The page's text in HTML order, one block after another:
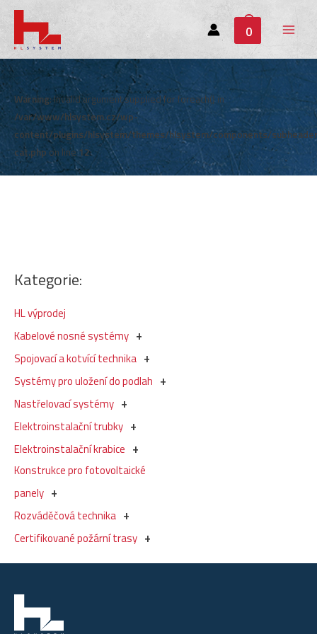
0
Main
Menu
Kategorie:
HL výprodej
Kabelové nosné systémy
Spojovací a kotvící technika
Systémy pro uložení do podlah
Nastřelovací systémy
Elektroinstalační trubky
Elektroinstalační krabice
Konstrukce pro fotovoltaické
panely
Rozváděčová technika
Certifikované požární trasy
Warning: Invalid argument supplied for foreach() in
/var/www/hlsystem.cz/wp-
content/plugins/hlsystem/themes/hlsystem/components/
cat.phpon line12